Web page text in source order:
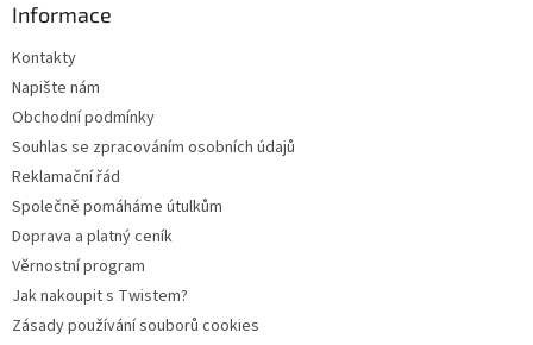
Informace
Kontakty
Napište nám
Obchodní podmínky
Souhlas se zpracováním osobních údajů
Reklamační řád
Společně pomáháme útulkům
Doprava a platný ceník
Věrnostní program
Jak nakoupit s Twistem?
Zásady používání souborů cookies